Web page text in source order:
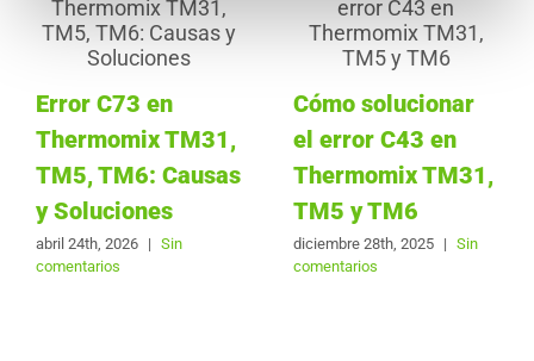
Error C73 en
Thermomix TM31,
TM5, TM6: Causas
y Soluciones
abril 24th, 2026 | Sin
comentarios
Cómo solucionar
el error C43 en
Thermomix TM31,
TM5 y TM6
diciembre 28th, 2025 | Sin
comentarios